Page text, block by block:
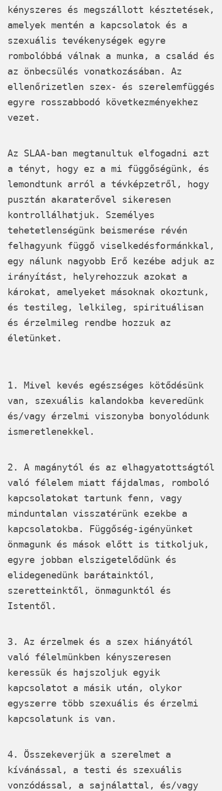
kényszeres és megszállott késztetések,
amelyek mentén a kapcsolatok és a
szexuális tevékenységek egyre
rombolóbbá válnak a munka, a család és
az önbecsülés vonatkozásában. Az
ellenőrizetlen szex- és szerelemfüggés
egyre rosszabbodó következményekhez
vezet.
Az SLAA-ban megtanultuk elfogadni azt
a tényt, hogy ez a mi függőségünk, és
lemondtunk arról a tévképzetről, hogy
pusztán akaraterővel sikeresen
kontrollálhatjuk. Személyes
tehetetlenségünk beismerése révén
felhagyunk függő viselkedésformánkkal,
egy nálunk nagyobb Erő kezébe adjuk az
irányítást, helyrehozzuk azokat a
károkat, amelyeket másoknak okoztunk,
és testileg, lelkileg, spirituálisan
és érzelmileg rendbe hozzuk az
életünket.
1. Mivel kevés egészséges kötődésünk
van, szexuális kalandokba keveredünk
és/vagy érzelmi viszonyba bonyolódunk
ismeretlenekkel.
2. A magánytól és az elhagyatottságtól
való félelem miatt fájdalmas, romboló
kapcsolatokat tartunk fenn, vagy
minduntalan visszatérünk ezekbe a
kapcsolatokba. Függőség-igényünket
önmagunk és mások előtt is titkoljuk,
egyre jobban elszigetelődünk és
elidegenedünk barátainktól,
szeretteinktől, önmagunktól és
Istentől.
3. Az érzelmek és a szex hiányától
való félelmünkben kényszeresen
keressük és hajszoljuk egyik
kapcsolatot a másik után, olykor
egyszerre több szexuális és érzelmi
kapcsolatunk is van.
4. Összekeverjük a szerelmet a
kívánással, a testi és szexuális
vonzódással, a sajnálattal, és/vagy